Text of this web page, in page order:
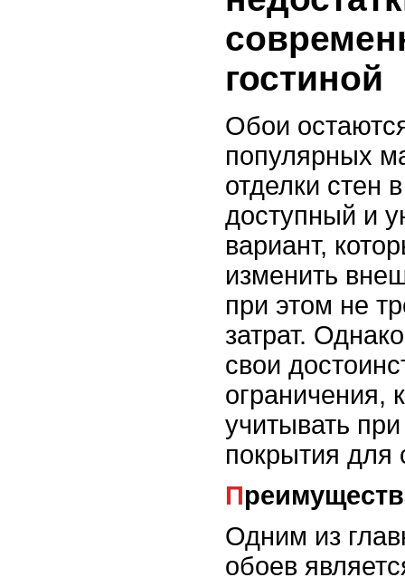
гостиной
Обои
популярных
отделки стен
доступный и
вариант,
изменить
при этом не
затрат.
свои
ограничения,
учитывать
покрытия для
Одним из
обоев